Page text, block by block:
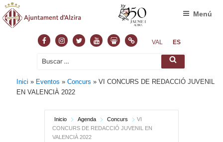
FacebookInstagram
TwitterYoutubeSlideshare
NormasVAL ES
Buscar
Buscar
Menú
Inici » Eventos »Concurs »VI CONCURS DE REDACCIÓ JUVENIL
EN VALENCIÀ 2022
Inicio Agenda Concurs
VI
CONCURS DE REDACCIÓ JUVENIL EN
VALENCIÀ 2022